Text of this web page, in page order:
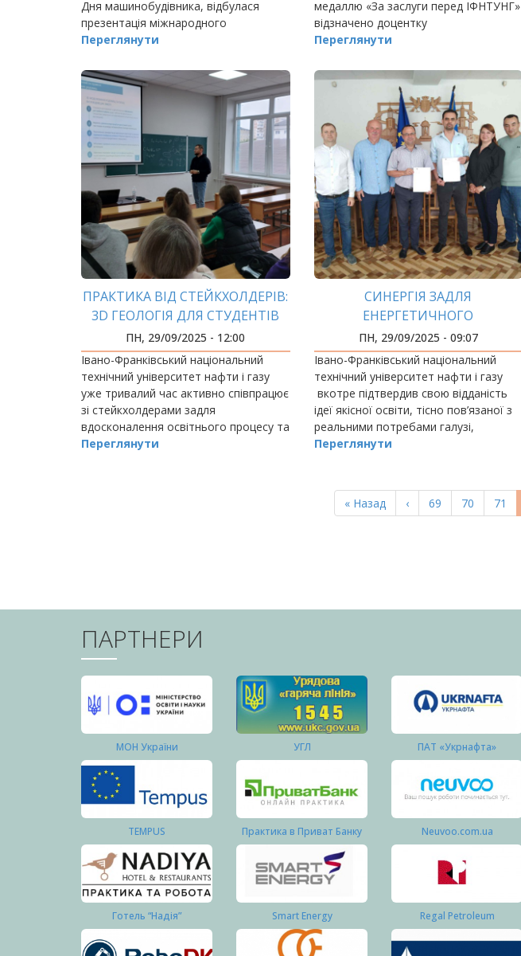
Дня машинобудівника, відбулася
презентація міжнародного
грантового проєкту ROUA00183
технологічна освіта» (ATEd).
Переглянути
медаллю «За заслуги перед ІФНТУНГ»
відзначено доцентку
Переглянути
ПРАКТИКА ВІД СТЕЙКХОЛДЕРІВ:
3D ГЕОЛОГІЯ ДЛЯ СТУДЕНТІВ
ПН, 29/09/2025 - 12:00
Івано-Франківський національний
технічний університет нафти і газу
уже тривалий час активно співпрацює
зі стейкхолдерами задля
вдосконалення освітнього процесу та
якісної підготовки майбутніх фахівців.
Переглянути
СИНЕРГІЯ ЗАДЛЯ
ЕНЕРГЕТИЧНОГО
МАЙБУТНЬОГО КРАЇНИ
ПН, 29/09/2025 - 09:07
Івано-Франківський національний
технічний університет нафти і газу
вкотре підтвердив свою відданість
ідеї якісної освіти, тісно пов’язаної з
реальними потребами галузі,
поглиблюючи співпрацю з провідними
Переглянути
Перша
сторінка
« Назад
Попередня
сторінка
‹ Page
69 Page
70 Page
71
ПАРТНЕРИ
МОН України УГЛ ПАТ «Укрнафта»
TEMPUS Практика в Приват Банку Neuvoo.com.ua
Готель “Надія” Smart Energy Regal Petroleum